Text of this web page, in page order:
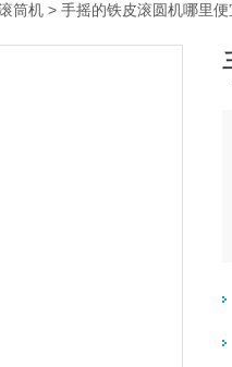
筒机 > 手摇的铁皮滚圆机哪里便